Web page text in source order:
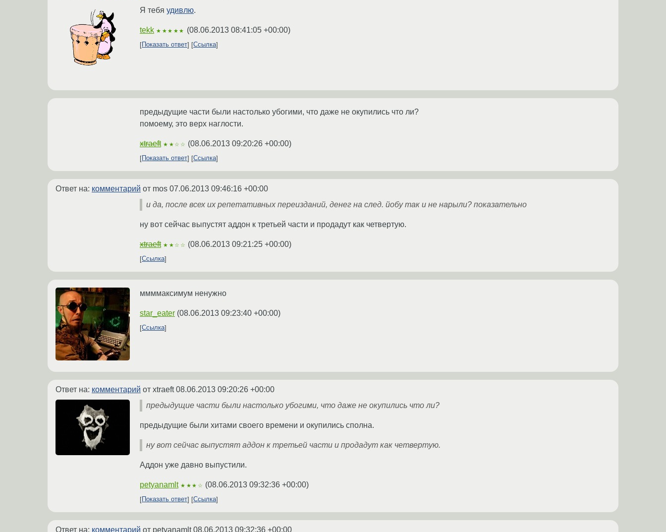
Я тебя удивлю.
tekk ★★★★★ (08.06.2013 08:41:05 +00:00)
Показать ответ Ссылка
предыдущие части были настолько убогими, что даже не окупились что ли?
помоему, это верх наглости.
xtraeft ★★☆☆ (08.06.2013 09:20:26 +00:00)
Показать ответ Ссылка
Ответ на: комментарий от mos 07.06.2013 09:46:16 +00:00
и да, после всех их репетативных переизданий, денег на след. йобу так и не нарыли? показательно
ну вот сейчас выпустят аддон к третьей части и продадут как четвертую.
xtraeft ★★☆☆ (08.06.2013 09:21:25 +00:00)
Ссылка
ммммаксимум ненужно
star_eater (08.06.2013 09:23:40 +00:00)
Ссылка
Ответ на: комментарий от xtraeft08.06.2013 09:20:26 +00:00
предыдущие части были настолько убогими, что даже не окупились что ли?
предыдущие были хитами своего времени и окупились сполна.
ну вот сейчас выпустят аддон к третьей части и продадут как четвертую.
Аддон уже давно выпустили.
petyanamlt ★★★☆ (08.06.2013 09:32:36 +00:00)
Показать ответ Ссылка
Ответ на: комментарий от petyanamlt08.06.2013 09:32:36 +00:00